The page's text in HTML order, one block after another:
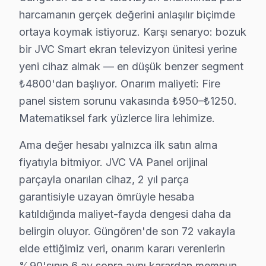
Neden Güngören'de JVC teknik desteği
Güngören JVC TV Ekran Anakart Profesyonel Servis ve Tamir
Güngören'da JVC görüntüleme sistemi'niz
• Güngören'de 25+ sertifikalı teknisyen JVC
• Güngören'de sadece orijinal parça kullanıyoruz.
• Osiloskop, ESR ölçer, termal kamera ile teşhis
Güngören'da JVC TV Kurulum Hizmeti – Aynı
Yeni bir JVC televizyon aldıysanız, Güngören'da
Sunduğumuz kurulum seçenekleri:
• Güngören'de tek veya çift ekran kurulumu (ev/ofis)
• Güngören servisimizde duvar tipi braket seçimi ve
harcamanın gerçek değerini anlaşılır biçimde
ortaya koymak istiyoruz. Karşı senaryo: bozuk
bir JVC Smart ekran televizyon ünitesi yerine
yeni cihaz almak — en düşük benzer segment
₺4800'dan başlıyor. Onarım maliyeti: Fire
panel sistem sorunu vakasında ₺950–₺1250.
Matematiksel fark yüzlerce lira lehimize.
Ama değer hesabı yalnızca ilk satın alma
fiyatıyla bitmiyor. JVC VA Panel orijinal
parçayla onarılan cihaz, 2 yıl parça
garantisiyle uzayan ömrüyle hesaba
katıldığında maliyet-fayda dengesi daha da
belirgin oluyor. Güngören'de son 72 vakayla
elde ettiğimiz veri, onarım kararı verenlerin